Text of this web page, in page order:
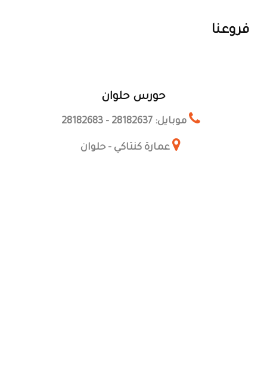
فروعنا
حورس حلوان
موبايل: 28182637 - 28182683
عمارة كنتاكي - حلوان